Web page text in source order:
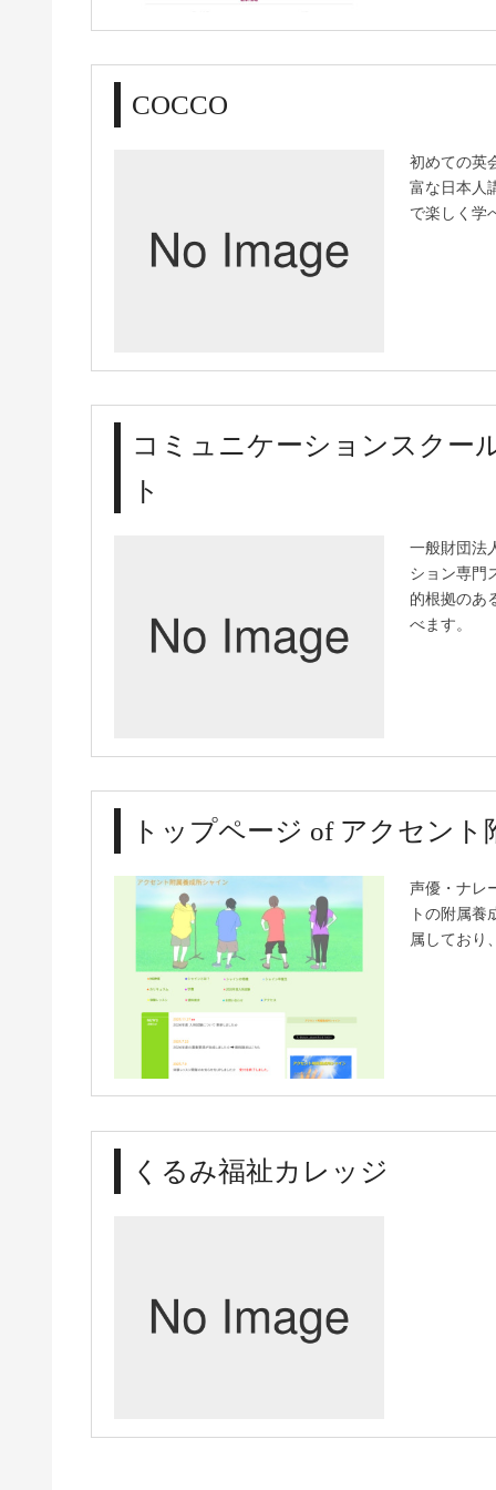
COCCO
初めての英
富な日本人
で楽しく学
コミュニケーションスクー
ト
一般財団法
ション専門
的根拠のあ
べます。
トップページ of アクセン
声優・ナレ
トの附属養
属しており
くるみ福祉カレッジ